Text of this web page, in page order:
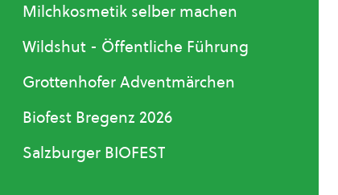
Milchkosmetik selber machen
Wildshut - Öffentliche Führung
Grottenhofer Adventmärchen
Biofest Bregenz 2026
Salzburger BIOFEST